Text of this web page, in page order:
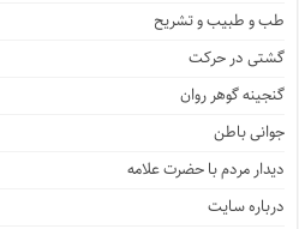
طب و طبیب و تشریح
گشتی در حرکت
گنجینه گوهر روان
جوانی باطن
دیدار مردم با حضرت علامه
درباره سایت